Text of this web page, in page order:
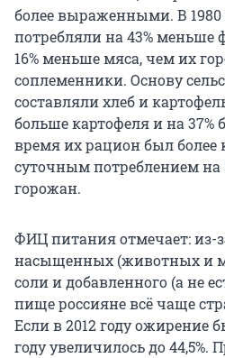
более выраженными. В 1980
потребляли на 43% меньше
16% меньше мяса, чем их
соплеменники. Основу
составляли хлеб и
больше картофеля и на 37%
время их рацион был
суточным потреблением
горожан.
ФИЦ питания отмечает: из-
насыщенных (животных и
соли и добавленного (а не
пище россияне всё чаще
Если в 2012 году ожирение
году увеличилось до